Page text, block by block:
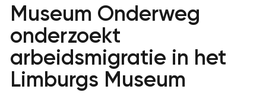
Museum Onderweg
onderzoekt
arbeidsmigratie in het
Limburgs Museum